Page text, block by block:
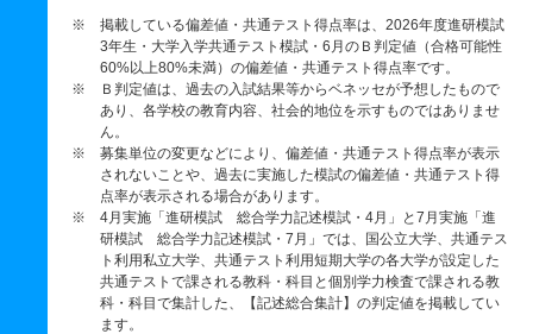
※ 掲載している偏差値・共通テスト得点率は、2026年度進研模試
3年生・大学入学共通テスト模試・6月のＢ判定値（合格可能性
60%以上80%未満）の偏差値・共通テスト得点率です。
※ Ｂ判定値は、過去の入試結果等からベネッセが予想したもので
あり、各学校の教育内容、社会的地位を示すものではありませ
ん。
※ 募集単位の変更などにより、偏差値・共通テスト得点率が表示
されないことや、過去に実施した模試の偏差値・共通テスト得
点率が表示される場合があります。
※ 4月実施「進研模試 総合学力記述模試・4月」と7月実施「進
研模試 総合学力記述模試・7月」では、国公立大学、共通テス
ト利用私立大学、共通テスト利用短期大学の各大学が設定した
共通テストで課される教科・科目と個別学力検査で課される教
科・科目で集計した、【記述総合集計】の判定値を掲載してい
ます。